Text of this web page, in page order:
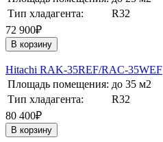
Тип хладагента:
R32
72 900₽
В корзину
Hitachi RAK-35REF/RAC-35WEF
Площадь помещения: до 35 м2
Тип хладагента:
R32
80 400₽
В корзину